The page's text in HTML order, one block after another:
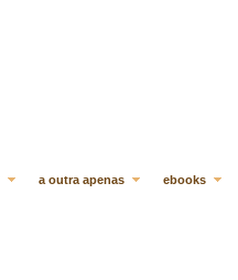
a outra apenas ebooks